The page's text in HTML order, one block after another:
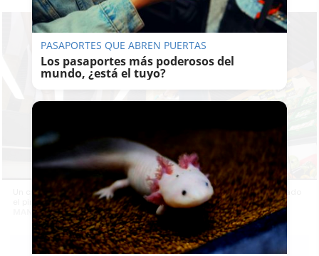
Un chico paga la compra de una señora de 84 años que había olvidado
el pin de su tarjeta. -
MANU GARCÍA
PASAPORTES QUE ABREN PUERTAS
Los pasaportes más poderosos del
mundo, ¿está el tuyo?